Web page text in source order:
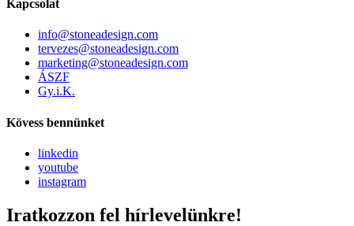
Kapcsolat
info@stoneadesign.com
tervezes@stoneadesign.com
marketing@stoneadesign.com
ÁSZF
Gy.i.K.
Kövess bennünket
linkedin
youtube
instagram
Iratkozzon fel hírlevelünkre!